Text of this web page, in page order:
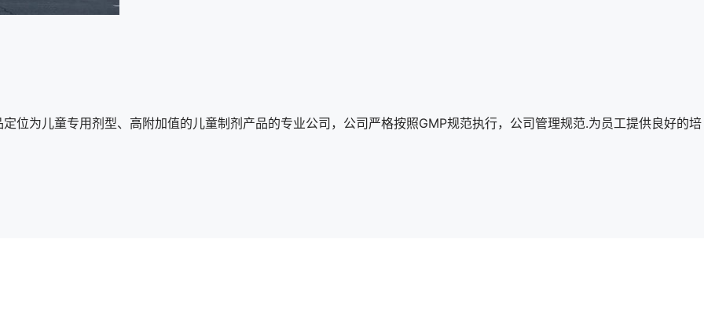
位为儿童专用剂型、高附加值的儿童制剂产品的专业公司，公司严格按照GMP规范执行，公司管理规范.为员工提供良好的培